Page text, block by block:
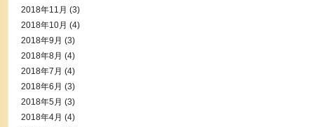
2018年11月 (3)
2018年10月 (4)
2018年9月 (3)
2018年8月 (4)
2018年7月 (4)
2018年6月 (3)
2018年5月 (3)
2018年4月 (4)